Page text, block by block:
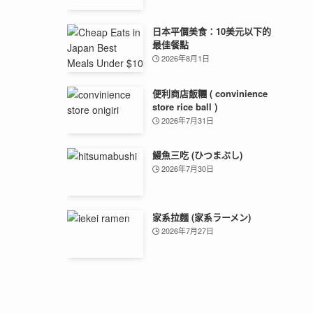
日本平價美食：10美元以下的
最佳餐點
2026年8月1日
便利商店飯糰 ( convinience
store rice ball )
2026年7月31日
鰻魚三吃 (ひつまぶし)
2026年7月30日
家系拉麵 (家系ラーメン)
2026年7月27日